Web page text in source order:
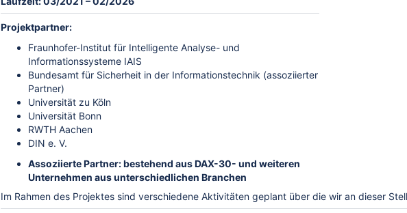
Projektpartner:
Fraunhofer-Institut für Intelligente Analyse- und
Informationssysteme IAIS
Bundesamt für Sicherheit in der Informationstechnik (assoziierter
Partner)
Universität zu Köln
Universität Bonn
RWTH Aachen
DIN e. V.
Assoziierte Partner: bestehend aus DAX-30- und weiteren
Unternehmen aus unterschiedlichen Branchen
Im Rahmen des Projektes sind verschiedene Aktivitäten geplant über die wir an dieser